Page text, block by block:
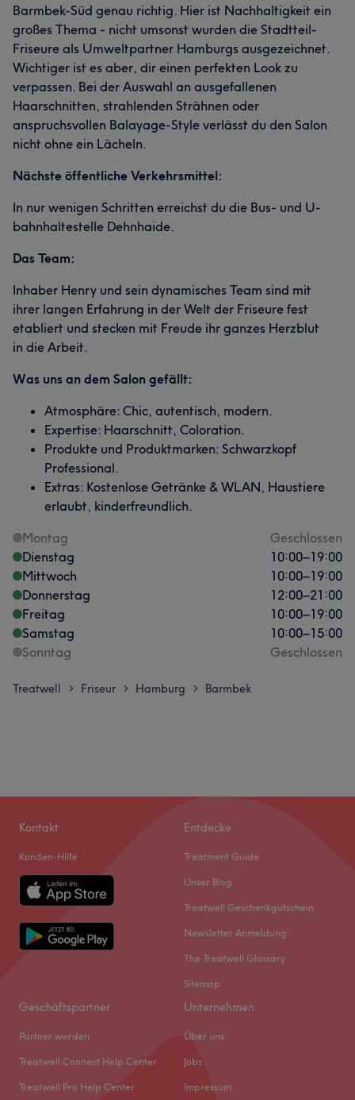
Barmbek-Süd genau richtig. Hier ist Nachhaltigkeit ein
großes Thema - nicht umsonst wurden die Stadtteil-
Friseure als Umweltpartner Hamburgs ausgezeichnet.
Wichtiger ist es aber, dir einen perfekten Look zu
verpassen. Bei der Auswahl an ausgefallenen
Haarschnitten, strahlenden Strähnen oder
anspruchsvollen Balayage-Style verlässt du den Salon
nicht ohne ein Lächeln.
Nächste öffentliche Verkehrsmittel:
In nur wenigen Schritten erreichst du die Bus- und U-
bahnhaltestelle Dehnhaide.
Das Team:
Inhaber Henry und sein dynamisches Team sind mit
ihrer langen Erfahrung in der Welt der Friseure fest
etabliert und stecken mit Freude ihr ganzes Herzblut
in die Arbeit.
Was uns an dem Salon gefällt:
Atmosphäre: Chic, autentisch, modern.
Expertise: Haarschnitt, Coloration.
Produkte und Produktmarken: Schwarzkopf
Professional.
Extras: Kostenlose Getränke & WLAN, Haustiere
erlaubt, kinderfreundlich.
Montag
Geschlossen
Dienstag
10:00–19:00
Mittwoch
10:00–19:00
Donnerstag
12:00–21:00
Freitag
10:00–19:00
Samstag
10:00–15:00
Sonntag
Geschlossen
Treatwell > Friseur > Hamburg > Barmbek
Kontakt
Kunden-Hilfe
Entdecke
Treatment Guide
Unser Blog
Treatwell Geschenkgutschein
Newsletter Anmeldung
The Treatwell Glossary
Sitemap
Geschäftspartner
Partner werden
Treatwell Connect Help Center
Treatwell Pro Help Center
Unternehmen
Über uns
Jobs
Impressum